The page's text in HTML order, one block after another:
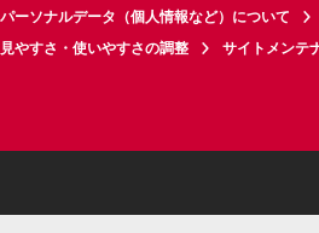
パーソナルデータ（個人情報など）について
見やすさ・使いやすさの調整
サイトメンテ